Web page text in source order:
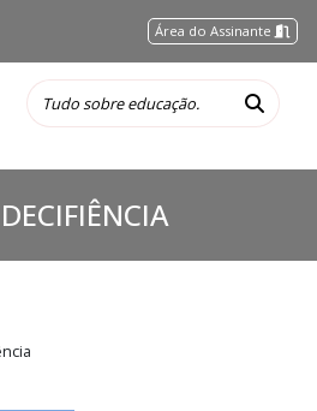
Área do Assinante
DECIFIÊNCIA